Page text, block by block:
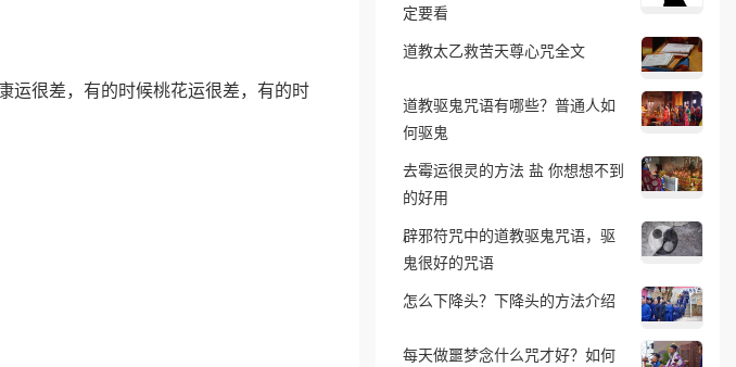
运很差，有的时候桃花运很差，有的时
定要看
道教太乙救苦天尊心咒全文
道教驱鬼咒语有哪些？普通人如
何驱鬼
去霉运很灵的方法 盐 你想想不到
的好用
辟邪符咒中的道教驱鬼咒语，驱
鬼很好的咒语
怎么下降头？下降头的方法介绍
每天做噩梦念什么咒才好？如何